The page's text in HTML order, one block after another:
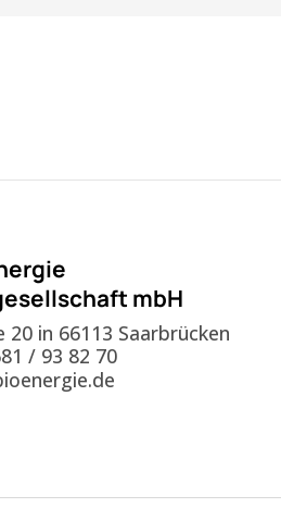
mbH
20 in 66113 Saarbrücken
/ 93 82 70